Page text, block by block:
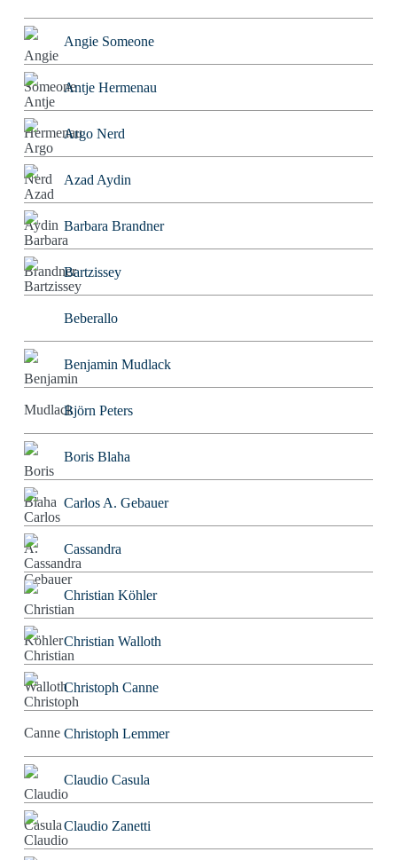
Angie Someone
Antje Hermenau
Argo Nerd
Azad Aydin
Barbara Brandner
Bartzissey
Beberallo
Benjamin Mudlack
Björn Peters
Boris Blaha
Carlos A. Gebauer
Cassandra
Christian Köhler
Christian Walloth
Christoph Canne
Christoph Lemmer
Claudio Casula
Claudio Zanetti